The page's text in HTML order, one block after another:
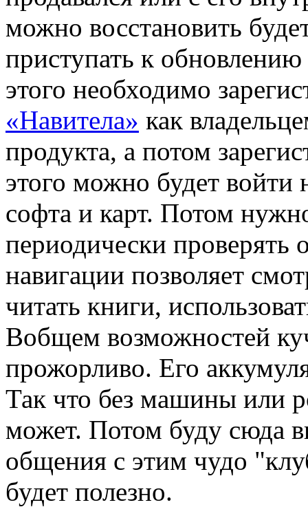
можно восстановить
приступать к
этого необходимо
«Навитела» как
продукта, а потом
этого можно будет войти
софта и карт. Потом
периодически
навигации позволяет
читать книги,
Вобщем возможностей
прожорливо. Его
Так что без машины или
может. Потом буду сюда
общения с этим чудо
будет полезно.